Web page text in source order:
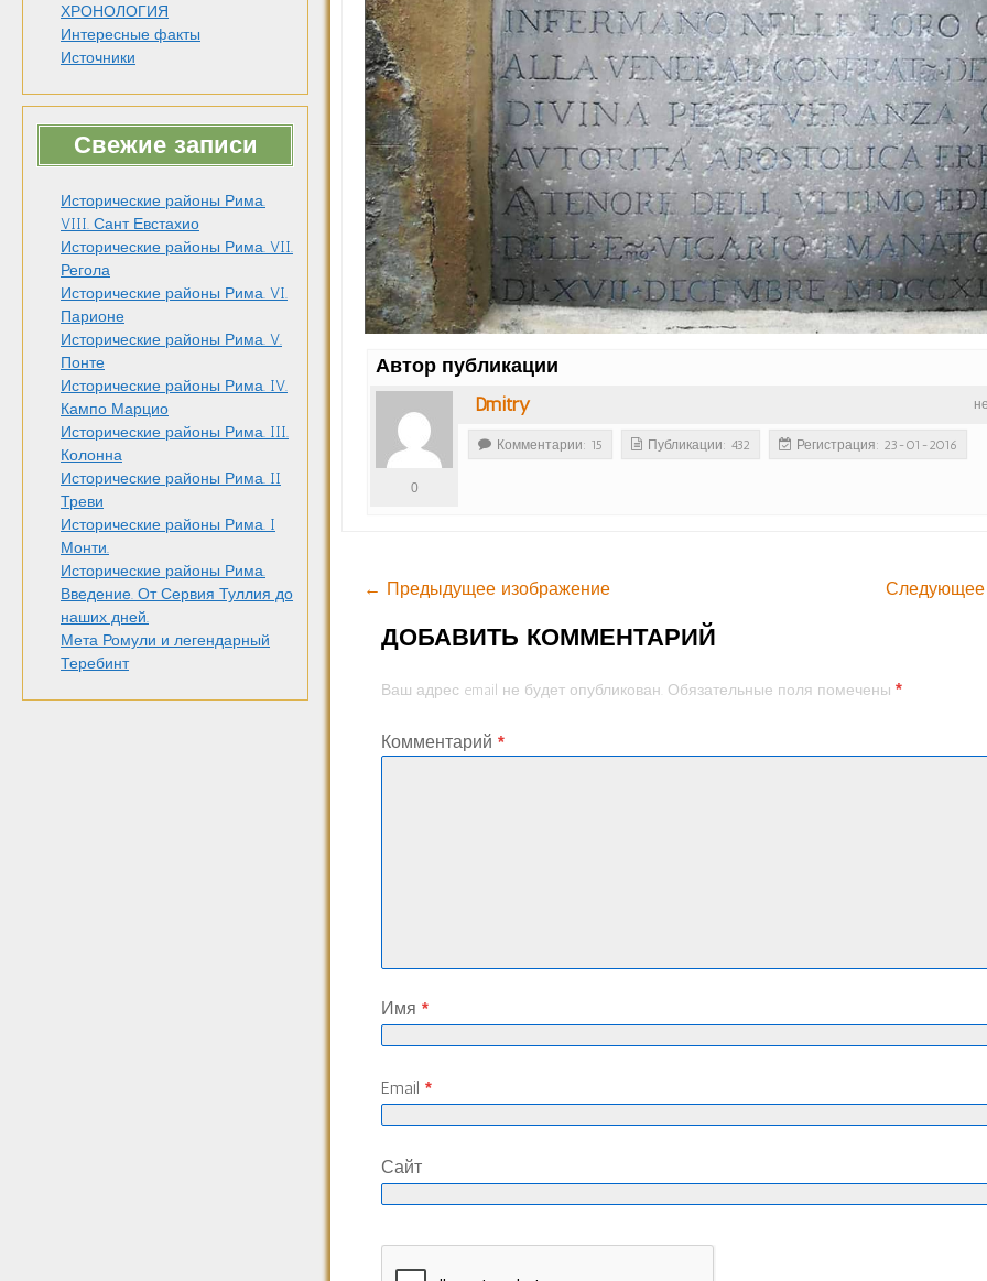
ХРОНОЛОГИЯ
Интересные факты
Источники
Свежие записи
Исторические районы Рима.
VIII. Сант Евстахио
Исторические районы Рима. VII.
Регола
Исторические районы Рима. VI.
Парионе
Исторические районы Рима. V.
Понте
Исторические районы Рима. IV.
Кампо Марцио
Исторические районы Рима. III.
Колонна
Исторические районы Рима. II
Треви
Исторические районы Рима. I
Монти.
Исторические районы Рима.
Введение. От Сервия Туллия до
наших дней.
Мета Ромули и легендарный
Теребинт
Автор публикации
Dmitry
0
Комментарии: 15 Публикации: 432 Регистрация: 23-01-2016
← Предыдущее изображение Следующее
ДОБАВИТЬ КОММЕНТАРИЙ
Ваш адрес email не будет опубликован. Обязательные поля помечены*
Комментарий*
Имя*
Email*
Сайт